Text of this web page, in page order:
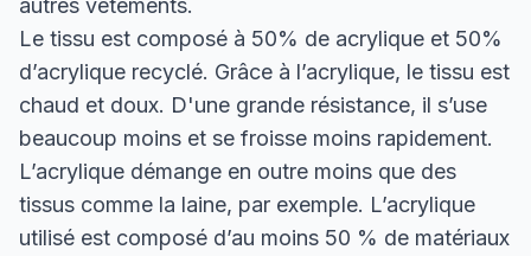
autres vêtements.
Le tissu est composé à 50% de acrylique et 50%
d’acrylique recyclé. Grâce à l’acrylique, le tissu est
chaud et doux. D'une grande résistance, il s’use
beaucoup moins et se froisse moins rapidement.
L’acrylique démange en outre moins que des
tissus comme la laine, par exemple. L’acrylique
utilisé est composé d’au moins 50 % de matériaux